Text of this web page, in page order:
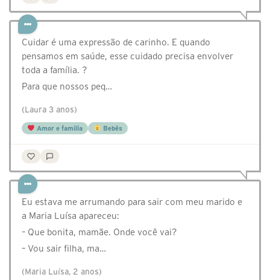
Cuidar é uma expressão de carinho. E quando
pensamos em saúde, esse cuidado precisa envolver
toda a família. ?
Para que nossos peq…
(Laura 3 anos)
Amor e família Bebês
Eu estava me arrumando para sair com meu marido e
a Maria Luísa apareceu:
– Que bonita, mamãe. Onde você vai?
– Vou sair filha, ma…
(Maria Luísa, 2 anos)